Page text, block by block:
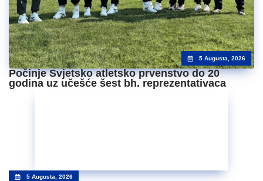
5 Augusta, 2026
Počinje Svjetsko atletsko prvenstvo do 20
godina uz učešće šest bh. reprezentativaca
5 Augusta, 2026